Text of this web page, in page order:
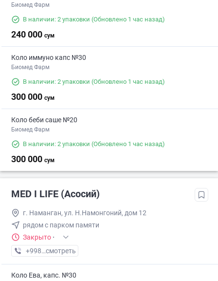
Биомед Фарм
В наличии: 2 упаковки (Обновлено 1 час назад)
240 000 сум
Коло иммуно капс №30
Биомед Фарм
В наличии: 2 упаковки (Обновлено 1 час назад)
300 000 сум
Коло беби саше №20
Биомед Фарм
В наличии: 2 упаковки (Обновлено 1 час назад)
300 000 сум
MED I LIFE (Асосий)
г. Наманган, ул. Н.Намонгоний, дом 12
рядом с парком памяти
Закрыто ·
+998 (55) XXX-XX-XX
смотреть
Коло Ева, капс. №30